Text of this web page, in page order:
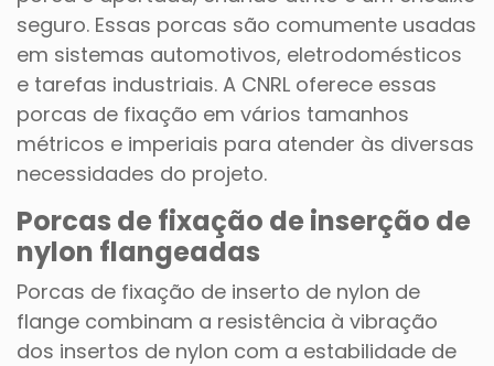
seguro. Essas porcas são comumente usadas
em sistemas automotivos, eletrodomésticos
e tarefas industriais. A CNRL oferece essas
porcas de fixação em vários tamanhos
métricos e imperiais para atender às diversas
necessidades do projeto.
Porcas de fixação de inserção de
nylon flangeadas
Porcas de fixação de inserto de nylon de
flange combinam a resistência à vibração
dos insertos de nylon com a estabilidade de